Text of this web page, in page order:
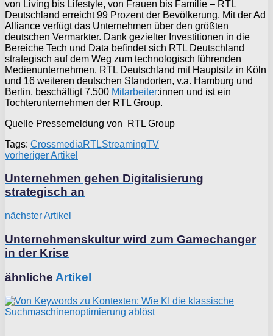
von Living bis Lifestyle, von Frauen bis Familie – RTL
Deutschland erreicht 99 Prozent der Bevölkerung. Mit der Ad
Alliance verfügt das Unternehmen über den größten
deutschen Vermarkter. Dank gezielter Investitionen in die
Bereiche Tech und Data befindet sich RTL Deutschland
strategisch auf dem Weg zum technologisch führenden
Medienunternehmen. RTL Deutschland mit Hauptsitz in Köln
und 16 weiteren deutschen Standorten, v.a. Hamburg und
Berlin, beschäftigt 7.500 Mitarbeiter:innen und ist ein
Tochterunternehmen der RTL Group.
Quelle Pressemeldung von RTL Group
Tags: CrossmediaRTLStreamingTV
vorheriger Artikel
Unternehmen gehen Digitalisierung
strategisch an
nächster Artikel
Unternehmenskultur wird zum Gamechanger
in der Krise
ähnliche Artikel